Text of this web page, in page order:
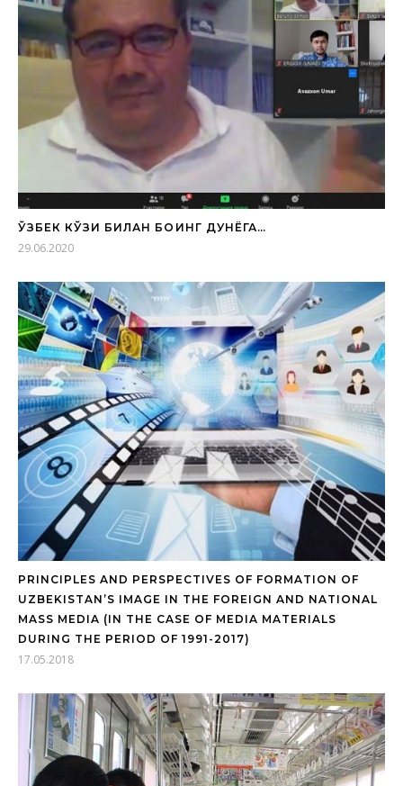
ЎЗБЕК КЎЗИ БИЛАН БОҚИНГ ДУНЁГА…
29.06.2020
PRINCIPLES AND PERSPECTIVES OF FORMATION OF
UZBEKISTAN’S IMAGE IN THE FOREIGN AND NATIONAL
MASS MEDIA (IN THE CASE OF MEDIA MATERIALS
DURING THE PERIOD OF 1991-2017)
17.05.2018